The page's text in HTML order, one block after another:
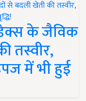
के जैविक
तस्वीर,
में भी हुई